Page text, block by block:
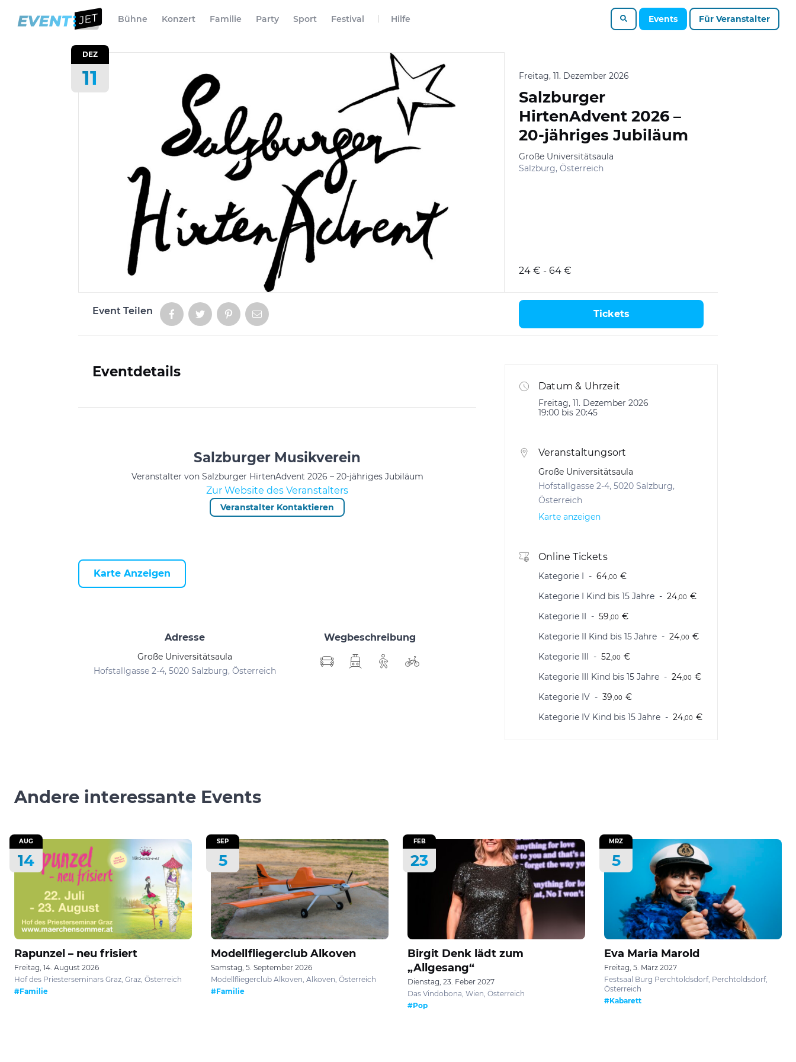
Bühne Konzert Familie Party Sport Festival Hilfe Events Für Veranstalter
DEZ
11 Freitag, 11. Dezember 2026
Salzburger
HirtenAdvent 2026 –
20-jähriges Jubiläum
Große Universitätsaula
Salzburg, Österreich
24 € - 64 €
Event Teilen Tickets
Eventdetails
Salzburger Musikverein
Veranstalter von Salzburger HirtenAdvent 2026 – 20-jähriges Jubiläum
Zur Website des Veranstalters
Veranstalter Kontaktieren
Karte Anzeigen
Adresse
Große Universitätsaula
Hofstallgasse 2-4, 5020 Salzburg, Österreich
Wegbeschreibung
Datum & Uhrzeit
Freitag, 11. Dezember 2026
19:00 bis 20:45
Veranstaltungsort
Große Universitätsaula
Hofstallgasse 2-4, 5020 Salzburg,
Österreich
Karte anzeigen
Online Tickets
Kategorie I 64,00 €
Kategorie I Kind bis 15 Jahre
24,00 €
Kategorie II
59,00 €
Kategorie II Kind bis 15 Jahre
24,00 €
Kategorie III
52,00 €
Kategorie III Kind bis 15 Jahre
24,00 €
Kategorie IV
39,00 €
Kategorie IV Kind bis 15 Jahre
24,00 €
Andere interessante Events
AUG
14
Rapunzel – neu frisiert
Freitag, 14. August 2026
Hof des Priesterseminars Graz, Graz, Österreich
#Familie
SEP
5
Modellfliegerclub Alkoven
Samstag, 5. September 2026
Modellfliegerclub Alkoven, Alkoven, Österreich
#Familie
FEB
23
Birgit Denk lädt zum
„Allgesang“
Dienstag, 23. Feber 2027
Das Vindobona, Wien, Österreich
#Pop
MRZ
5
Eva Maria Marold
Freitag, 5. März 2027
Festsaal Burg Perchtoldsdorf, Perchtoldsdorf,
Österreich
#Kabarett